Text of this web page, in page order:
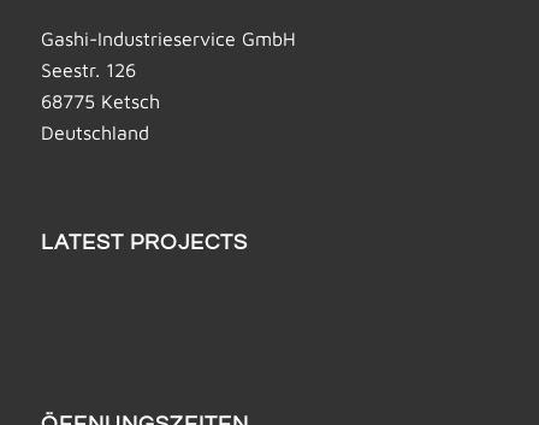
Gashi-Industrieservice GmbH
Seestr. 126
68775 Ketsch
Deutschland
LATEST PROJECTS